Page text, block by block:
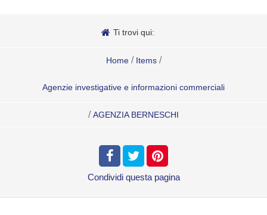
Ti trovi qui:
Home / Items /
Agenzie investigative e informazioni commerciali
/ AGENZIA BERNESCHI
Condividi questa pagina